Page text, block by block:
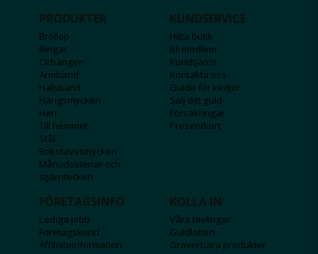
PRODUKTER
Bröllop
Ringar
Örhängen
Armband
Halsband
Hängsmycken
Herr
Till hemmet
Stål
Bokstavssmycken
Månadsstenar och
stjärntecken
KUNDSERVICE
Hitta butik
Bli medlem
Kundtjänst
Kontakta oss
Guide för kedjor
Sälj ditt guld
Försäkringar
Presentkort
FÖRETAGSINFO
Lediga jobb
Företagskund
Affiliateinformation
KOLLA IN
Våra tävlingar
Guldlotten
Graverbara produkter